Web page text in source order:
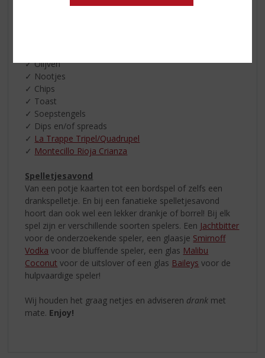
✓ Olijven
✓ Nootjes
✓ Chips
✓ Toast
✓ Soepstengels
✓ Dips en/of spreads
✓ La Trappe Tripel/Quadrupel
✓ Montecillo Rioja Crianza
Spelletjesavond
Van een potje kaarten tot een bordspel of zelfs een
drankspelletje. En bij een fanatieke spelletjesavond
hoort dan ook wel een lekker drankje of borrel! Bij elk
spel zijn er verschillende soorten spelers. Een Jachtbitter
voor de onderzoekende speler, een glaasje Smirnoff
Vodka voor de bluffende speler, een glas Malibu
Coconut voor de uitslover of een glas Baileys voor de
hulpvaardige speler!
Wij houden het graag netjes en adviseren drank met
mate. Enjoy!